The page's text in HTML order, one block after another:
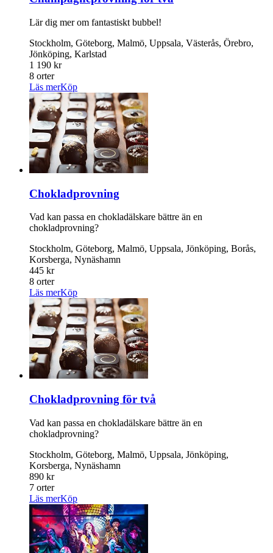
Lär dig mer om fantastiskt bubbel!
Stockholm, Göteborg, Malmö, Uppsala, Västerås, Örebro,
Jönköping, Karlstad
1 190 kr
8 orter
Läs merKöp
Chokladprovning
Vad kan passa en chokladälskare bättre än en
chokladprovning?
Stockholm, Göteborg, Malmö, Uppsala, Jönköping, Borås,
Korsberga, Nynäshamn
445 kr
8 orter
Läs merKöp
Chokladprovning för två
Vad kan passa en chokladälskare bättre än en
chokladprovning?
Stockholm, Göteborg, Malmö, Uppsala, Jönköping,
Korsberga, Nynäshamn
890 kr
7 orter
Läs merKöp